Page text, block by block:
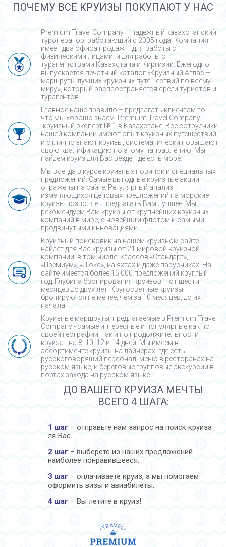
ПОЧЕМУ ВСЕ КРУИЗЫ ПОКУПАЮТ У НАС
Premium Travel Company – надежный казахстанский
туроператор, работающий с 2005 года. Компания
имеет два офиса продаж – для работы с
физическими лицами, и для работы с
турагентствами Казахстана и Киргизии. Ежегодно
выпускается печатный каталог «Круизный Атлас –
маршруты лучших круизных путешествий по всему
миру», который распространяется среди туристов и
турагентов.
Главное наше правило – предлагать клиентам то,
что мы хорошо знаем. Premium Travel Company
-круизный эксперт № 1 в Казахстане. Все сотрудники
нашей компании имеют опыт круизных путешествий
и отлично знают круизы, систематически повышают
свою квалификацию по этому направлению. Мы
найдем круиз для Вас везде, где есть море.
Мы всегда в курсе круизных новинок и специальных
предложений. Самые выгодные круизные акции
отражены на сайте. Регулярный анализ
изменяющихся ценовых предложений на морские
круизы позволяет предлагать Вам лучшее. Мы
рекомендуем Вам круизы от крупнейших круизных
компаний в мире, с новейшим флотом и самыми
продвинутыми инновациями.
Круизный поисковик на нашем круизном сайте
найдет для Вас круизы от 21 мировой круизной
компании, в том числе: классов «Стандарт»,
«Премиум», «Люкс», на яхтах и даже парусниках. На
сайте имеется более 15 000 предложений круглый
год. Глубина бронирования круизов – от шести
месяцев до двух лет. Кругосветные круизы
бронируются не менее, чем за 10 месяцев, до их
начала.
Круизные маршруты, предлагаемые в Premium Travel
Company - cамые интересные и популярные как по
своей географии, так и по продолжительности
круиза - на 8, 10, 12 и 14 дней. Мы имеем в
ассортименте круизы на лайнерах, где есть
русскоговорящий персонал, меню в ресторанах на
русском языке, и береговые групповые экскурсии в
портах захода на русском языке.
ДО ВАШЕГО КРУИЗА МЕЧТЫ
ВСЕГО 4 ШАГА:
1 шаг – отправьте нам запрос на поиск круиза
ля Вас.
2 шаг – выберете из наших предложений
наиболее понравившееся.
3 шаг – оплачиваете круиз, а мы помогаем
оформить визы и авиабилеты.
4 шаг – Вы летите в круиз!